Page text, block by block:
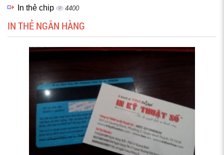
In thẻ chip 4400
IN THẺ NGÂN HÀNG